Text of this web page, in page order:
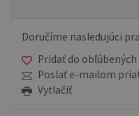
Doručíme nasledujúci
Pridať do obľúbených
Poslať e-mailom
Vytlačiť